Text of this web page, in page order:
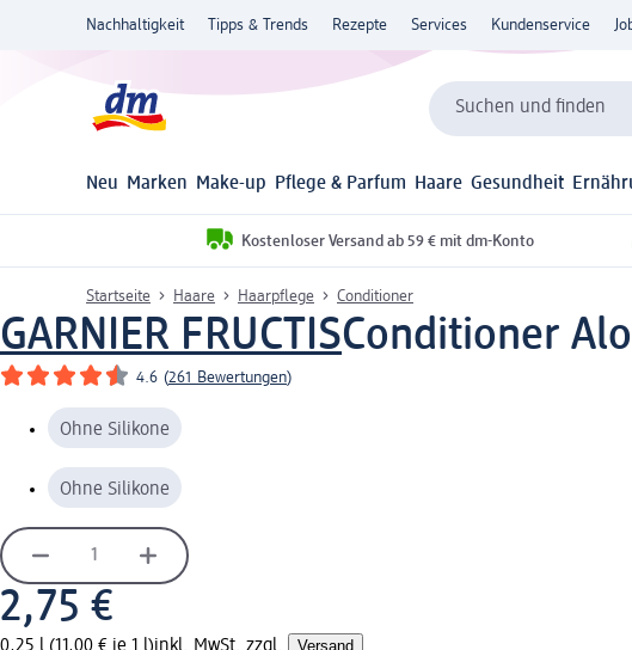
Nachhaltigkeit Tipps & Trends Rezepte Services Kundenservice
Suchen und finden
Neu Marken Make-up Pflege & Parfum Haare Gesundheit
Kostenloser Versand ab 59 € mit dm-Konto
Startseite Haare Haarpflege Conditioner
GARNIER FRUCTISConditioner
4.6 (261 Bewertungen)
Ohne Silikone
Ohne Silikone
2,75 €
0,25 l (11,00 € je 1 l)inkl. MwSt. zzgl. Versand